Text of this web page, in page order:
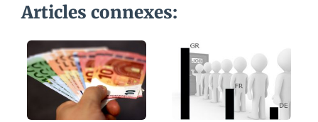
Articles connexes: